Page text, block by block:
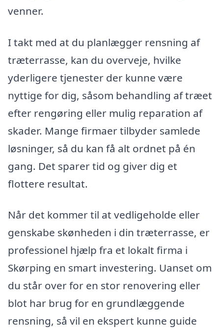
venner.
I takt med at du planlægger rensning af
træterrasse, kan du overveje, hvilke
yderligere tjenester der kunne være
nyttige for dig, såsom behandling af træet
efter rengøring eller mulig reparation af
skader. Mange firmaer tilbyder samlede
løsninger, så du kan få alt ordnet på én
gang. Det sparer tid og giver dig et
flottere resultat.
Når det kommer til at vedligeholde eller
genskabe skønheden i din træterrasse, er
professionel hjælp fra et lokalt firma i
Skørping en smart investering. Uanset om
du står over for en stor renovering eller
blot har brug for en grundlæggende
rensning, så vil en ekspert kunne guide